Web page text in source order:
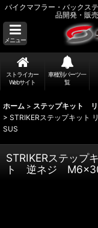
バイクマフラー・バックス
品開発・販
メニュー
ストライカー
Webサイト
車種別パーツ一
覧
ホーム > ステップキット リ
> STRIKERステップキッ
SUS
STRIKERステップ
ト 逆ネジ